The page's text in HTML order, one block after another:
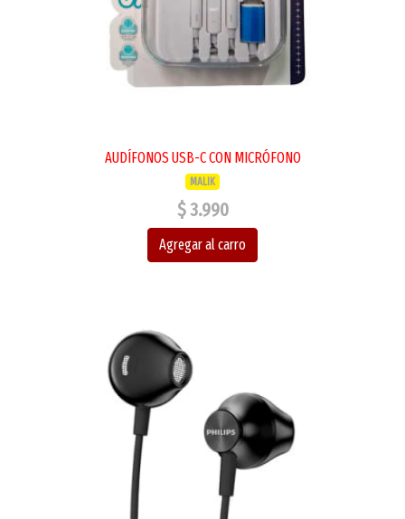
AUDÍFONOS USB-C CON MICRÓFONO
MALIK
$ 3.990
Agregar al carro